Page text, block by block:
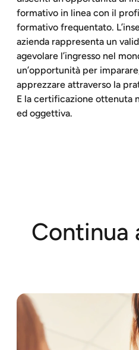
formativo in linea con il
formativo frequentato.
azienda rappresenta un
agevolare l’ingresso nel
un’opportunità per
apprezzare attraverso la
E la certificazione ottenuta
ed oggettiva.
Continua